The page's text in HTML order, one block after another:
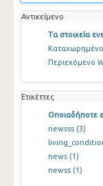
Αντικείμενο
Τα στοιχεία
Περιεχόμενο
Ετικέττες
Οποιαδήποτε
newsss (3)
news (1)
newss (1)